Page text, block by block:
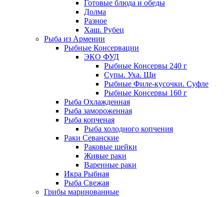
Готовые блюда и обеды
Долма
Разное
Хаш. Рубец
Рыба из Армении
Рыбные Консервации
ЭКО ФУД
Рыбные Консервы 240 г
Супы. Уха. Щи
Рыбные Филе-кусочки. Суфле
Рыбные Консервы 160 г
Рыба Охлажденная
Рыба замороженная
Рыба копченая
Рыба холодного копчения
Раки Севанские
Раковые шейки
Живые раки
Варенные раки
Икра Рыбная
Рыба Свежая
Грибы маринованные